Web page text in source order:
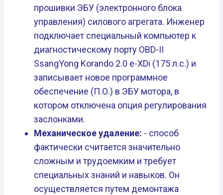
прошивки ЭБУ (электронного блока
управления) силового агрегата. Инженер
подключает специальный компьютер к
диагностическому порту OBD-II
SsangYong Korando 2.0 e-XDi (175 л.с.) и
записывает новое программное
обеспечение (П.О.) в ЭБУ мотора, в
котором отключена опция регулирования
заслонками.
Механическое удаление: - способ
фактически считается значительно
сложным и трудоемким и требует
специальных знаний и навыков. Он
осуществляется путем демонтажа